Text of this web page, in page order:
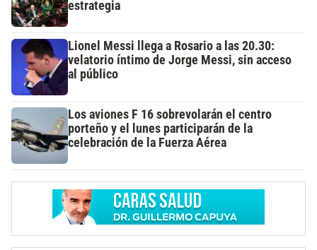
estrategia
Lionel Messi llega a Rosario a las 20.30:
velatorio íntimo de Jorge Messi, sin acceso
al público
Los aviones F 16 sobrevolarán el centro
porteño y el lunes participarán de la
celebración de la Fuerza Aérea